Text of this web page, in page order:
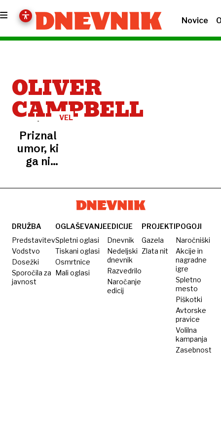
Novice
OLIVER
CAMPBELL
VELIKA
Priznal
umor, ki
ga ni
Po 33
sodbo
DRUŽBA
Predstavitev
Vodstvo
Dosežki
Sporočila za
javnost
OGLAŠEVANJE
Spletni oglasi
Tiskani oglasi
Osmrtnice
Mali oglasi
EDICIJE
Dnevnik
Nedeljski
dnevnik
Razvedrilo
Naročanje
edicij
PROJEKTI
Gazela
Zlata nit
POGOJI
Naročniški
Akcije in
nagradne
igre
Spletno
mesto
Piškotki
Avtorske
pravice
Volilna
kampanja
Zasebnost